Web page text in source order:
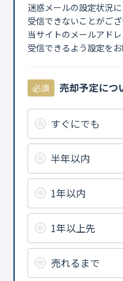
迷惑メールの設定状況
受信できないことがござ
当サイトのメールアド
受信できるよう設定をお
必須 売却予定につ
すぐにでも
半年以内
1年以内
1年以上先
売れるまで